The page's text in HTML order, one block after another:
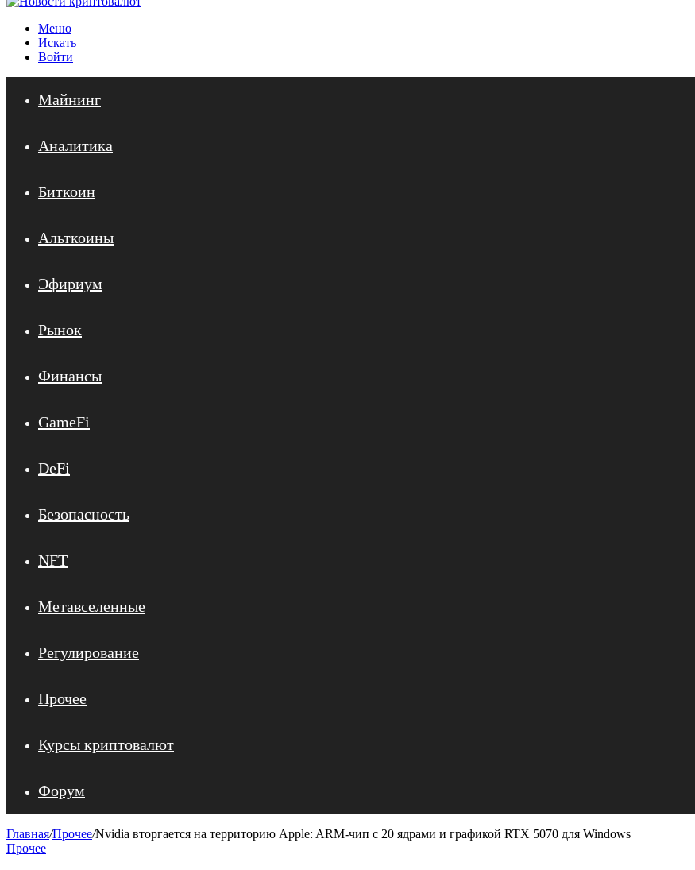
Меню
Искать
Войти
Майнинг
Аналитика
Биткоин
Альткоины
Эфириум
Рынок
Финансы
GameFi
DeFi
Безопасность
NFT
Метавселенные
Регулирование
Прочее
Курсы криптовалют
Форум
Главная/Прочее/Nvidia вторгается на территорию Apple: ARM-чип с 20 ядрами и графикой RTX 5070 для Windows
Прочее